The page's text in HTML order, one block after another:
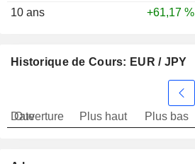
10 ans
+61,17 %
Historique de Cours: EUR / JPY
Date
Ouverture Plus haut Plus bas